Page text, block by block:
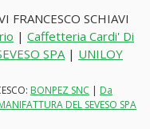
SCHIAVI
| Caffetteria Cardi' Di
SPA| UNILOY
BONPEZ SNC | Da
DEL SEVESO SPA